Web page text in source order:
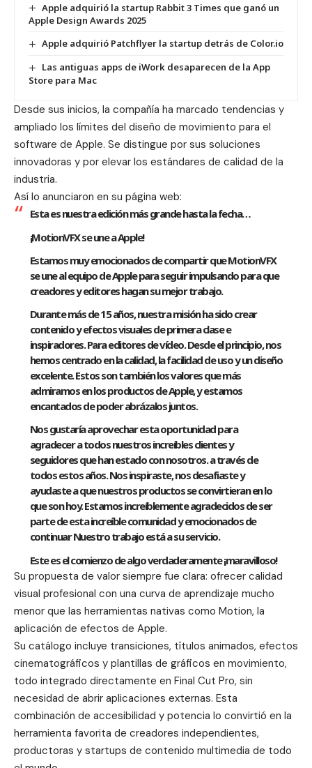
Apple adquirió la startup Rabbit 3 Times que ganó un
Apple Design Awards 2025
Apple adquirió Patchflyer la startup detrás de Color.io
Las antiguas apps de iWork desaparecen de la App
Store para Mac
Desde sus inicios, la compañía ha marcado tendencias y
ampliado los límites del diseño de movimiento para el
software de Apple. Se distingue por sus soluciones
innovadoras y por elevar los estándares de calidad de la
industria.
Así lo anunciaron en su página web:
Esta es nuestra edición más grande hasta la fecha…
¡MotionVFX se une a Apple!
Estamos muy emocionados de compartir que MotionVFX
se une al equipo de Apple para seguir impulsando para que
creadores y editores hagan su mejor trabajo.
Durante más de 15 años, nuestra misión ha sido crear
contenido y efectos visuales de primera clase e
inspiradores. Para editores de vídeo. Desde el principio, nos
hemos centrado en la calidad, la facilidad de uso y un diseño
excelente. Estos son también los valores que más
admiramos en los productos de Apple, y estamos
encantados de poder abrázalos juntos.
Nos gustaría aprovechar esta oportunidad para
agradecer a todos nuestros increíbles clientes y
seguidores que han estado con nosotros. a través de
todos estos años. Nos inspiraste, nos desafiaste y
ayudaste a que nuestros productos se convirtieran en lo
que son hoy. Estamos increíblemente agradecidos de ser
parte de esta increíble comunidad y emocionados de
continuar Nuestro trabajo está a su servicio.
Este es elcomienzode algo verdaderamente ¡maravilloso!
Su propuesta de valor siempre fue clara: ofrecer calidad
visual profesional con una curva de aprendizaje mucho
menor que las herramientas nativas como Motion, la
aplicación de efectos de Apple.
Su catálogo incluye transiciones, títulos animados, efectos
cinematográficos y plantillas de gráficos en movimiento,
todo integrado directamente en Final Cut Pro, sin
necesidad de abrir aplicaciones externas. Esta
combinación de accesibilidad y potencia lo convirtió en la
herramienta favorita de creadores independientes,
productoras y startups de contenido multimedia de todo